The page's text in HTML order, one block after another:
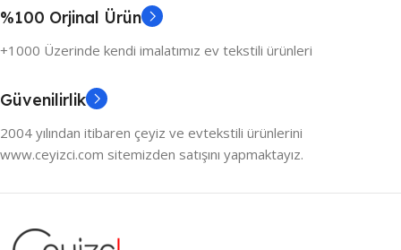
%100 Orjinal Ürün
+1000 Üzerinde kendi imalatımız ev tekstili ürünleri
Güvenilirlik
2004 yılından itibaren çeyiz ve evtekstili ürünlerini
www.ceyizci.com sitemizden satışını yapmaktayız.